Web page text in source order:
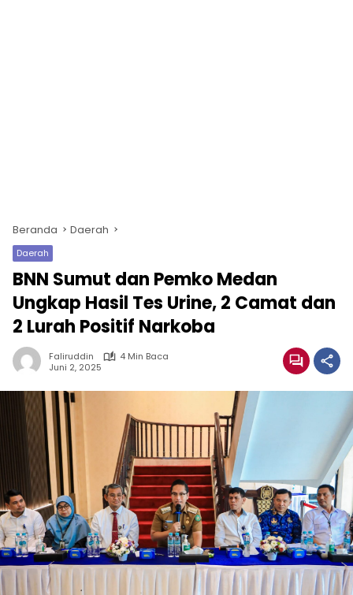
Beranda Daerah
Daerah
BNN Sumut dan Pemko Medan
Ungkap Hasil Tes Urine, 2 Camat dan
2 Lurah Positif Narkoba
Faliruddin
4 Min Baca
Juni 2, 2025